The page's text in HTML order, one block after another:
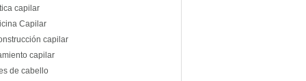
capilar
Capilar
capilar
capilar
de cabello